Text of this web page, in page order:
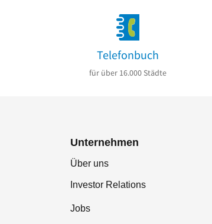
Telefonbuch
für über 16.000 Städte
Unternehmen
Über uns
Investor Relations
Jobs